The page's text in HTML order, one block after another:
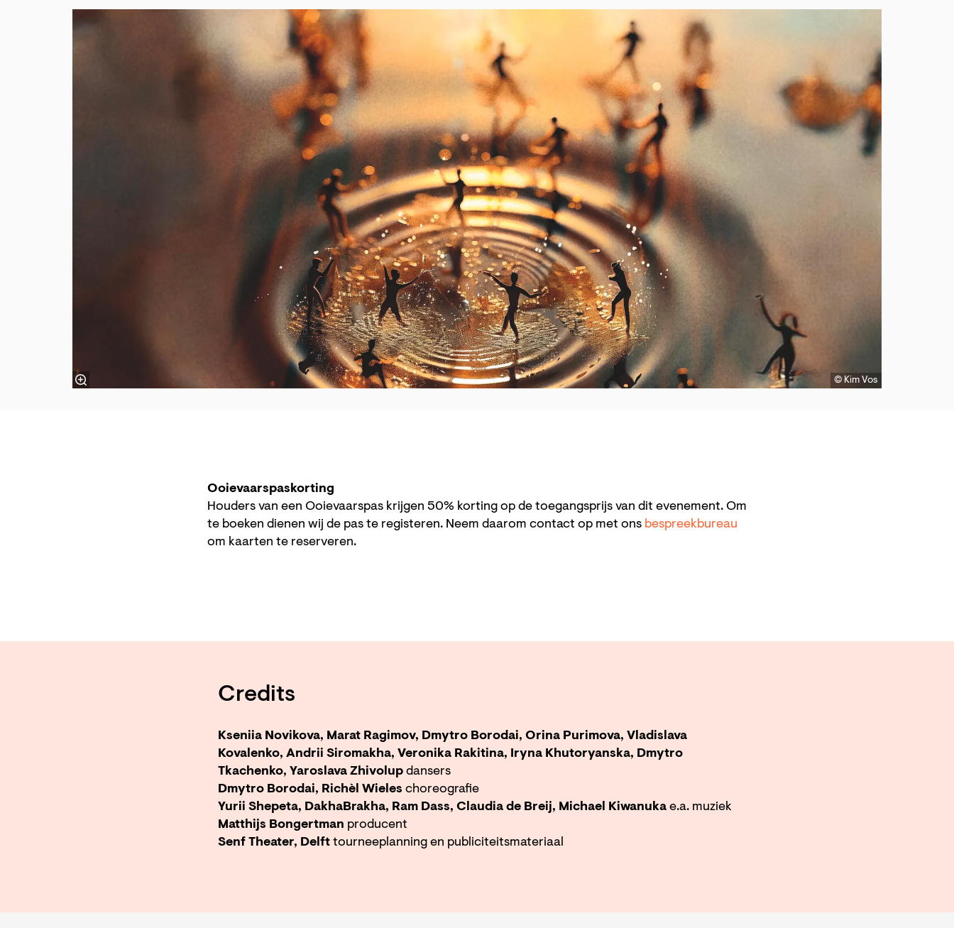
© Kim Vos
Ooievaarspaskorting
Houders van een Ooievaarspas krijgen 50% korting op de toegangsprijs van dit evenement. Om
te boeken dienen wij de pas te registeren. Neem daarom contact op met ons bespreekbureau
om kaarten te reserveren.
Credits
Kseniia Novikova, Marat Ragimov, Dmytro Borodai, Orina Purimova, Vladislava
Kovalenko, Andrii Siromakha, Veronika Rakitina, Iryna Khutoryanska, Dmytro
Tkachenko, Yaroslava Zhivolup dansers
Dmytro Borodai, Richèl Wieles choreografie
Yurii Shepeta, DakhaBrakha, Ram Dass, Claudia de Breij, Michael Kiwanuka e.a. muziek
Matthijs Bongertman producent
Senf Theater, Delft tourneeplanning en publiciteitsmateriaal